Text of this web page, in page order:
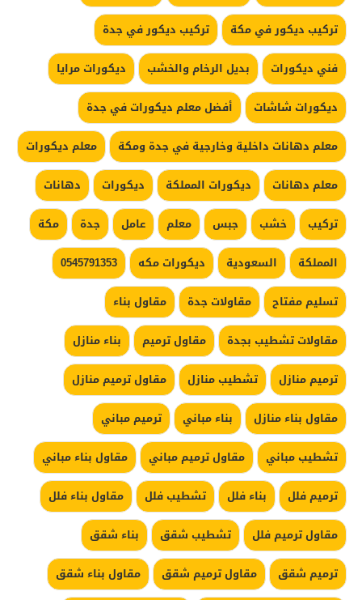
تركيب ديكور في مكة
تركيب ديكور في جدة
فني ديكورات
بديل الرخام والخشب
ديكورات مرايا
ديكورات شاشات
أفضل معلم ديكورات في جدة
معلم دهانات داخلية وخارجية في جدة ومكة
معلم ديكورات
معلم دهانات
ديكورات المملكة ديكورات
دهانات
تركيب
خشب جبس معلم عامل جدة
مكة
المملكة
السعودية ديكورات مكه
0545791353
تسليم مفتاح
مقاولات جدة
مقاول بناء
مقاولات تشطيب بجدة
مقاول ترميم
بناء منازل
ترميم منازل
تشطيب منازل
مقاول ترميم منازل
مقاول بناء منازل
بناء مباني
ترميم مباني
تشطيب مباني
مقاول ترميم مباني
مقاول بناء مباني
ترميم فلل
بناء فلل تشطيب فلل
مقاول بناء فلل
مقاول ترميم فلل
تشطيب شقق
بناء شقق
ترميم شقق
مقاول ترميم شقق
مقاول بناء شقق